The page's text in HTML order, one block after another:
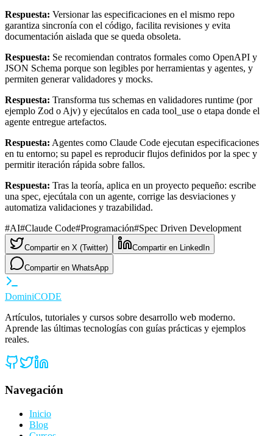
Respuesta: Versionar las especificaciones en el mismo repo
garantiza sincronía con el código, facilita revisiones y evita
documentación aislada que se queda obsoleta.
Respuesta: Se recomiendan contratos formales como OpenAPI y
JSON Schema porque son legibles por herramientas y agentes, y
permiten generar validadores y mocks.
Respuesta: Transforma tus schemas en validadores runtime (por
ejemplo Zod o Ajv) y ejecútalos en cada tool_use o etapa donde el
agente entregue artefactos.
Respuesta: Agentes como Claude Code ejecutan especificaciones
en tu entorno; su papel es reproducir flujos definidos por la spec y
permitir iteración rápida sobre fallos.
Respuesta: Tras la teoría, aplica en un proyecto pequeño: escribe
una spec, ejecútala con un agente, corrige las desviaciones y
automatiza validaciones y trazabilidad.
#AI#Claude Code#Programación#Spec Driven Development
Compartir en X (Twitter) Compartir en LinkedIn
Compartir en WhatsApp
DominiCODE
Artículos, tutoriales y cursos sobre desarrollo web moderno.
Aprende las últimas tecnologías con guías prácticas y ejemplos
reales.
Navegación
Inicio
Blog